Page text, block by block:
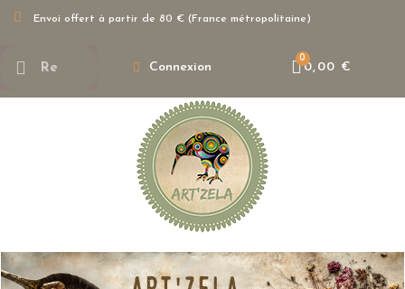
Envoi offert à partir de 80 € (France métropolitaine)
Connexion 0,00 €